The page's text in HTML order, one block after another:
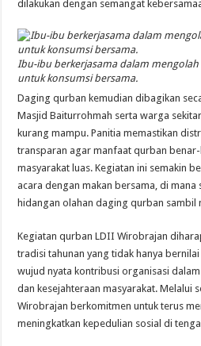
dilakukan dengan semangat
Ibu-ibu berkerjasama dalam
untuk konsumsi bersama.
Daging qurban kemudian dibagikan
Masjid Baiturrohmah serta warga
kurang mampu. Panitia memastikan
transparan agar manfaat qurban
masyarakat luas. Kegiatan ini semakin
acara dengan makan bersama, di mana
hidangan olahan daging qurban
Kegiatan qurban LDII Wirobrajan
tradisi tahunan yang tidak hanya
wujud nyata kontribusi organisasi
dan kesejahteraan masyarakat. Melalui
Wirobrajan berkomitmen untuk terus
meningkatkan kepedulian sosial di